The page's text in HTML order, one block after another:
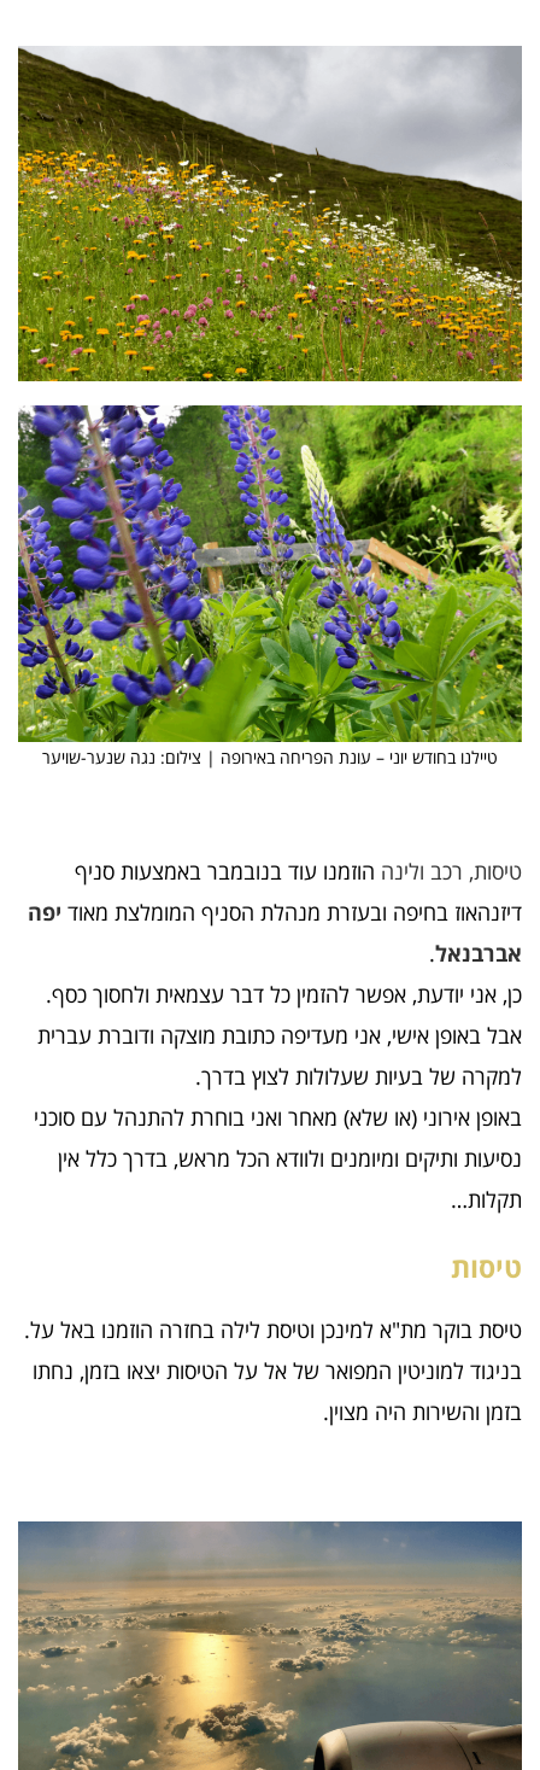
טיילנו בחודש יוני – עונת הפריחה באירופה | צילום: נגה שנער-שויער
טיסות, רכב ולינה הוזמנו עוד בנובמבר באמצעות סניף
דיזנהאוז בחיפה ובעזרת מנהלת הסניף המומלצת מאוד יפה
אברבנאל.
כן, אני יודעת, אפשר להזמין כל דבר עצמאית ולחסוך כסף.
אבל באופן אישי, אני מעדיפה כתובת מוצקה ודוברת עברית
למקרה של בעיות שעלולות לצוץ בדרך.
באופן אירוני (או שלא) מאחר ואני בוחרת להתנהל עם סוכני
נסיעות ותיקים ומיומנים ולוודא הכל מראש, בדרך כלל אין
תקלות…
טיסות
טיסת בוקר מת"א למינכן וטיסת לילה בחזרה הוזמנו באל על.
בניגוד למוניטין המפואר של אל על הטיסות יצאו בזמן, נחתו
בזמן והשירות היה מצוין.